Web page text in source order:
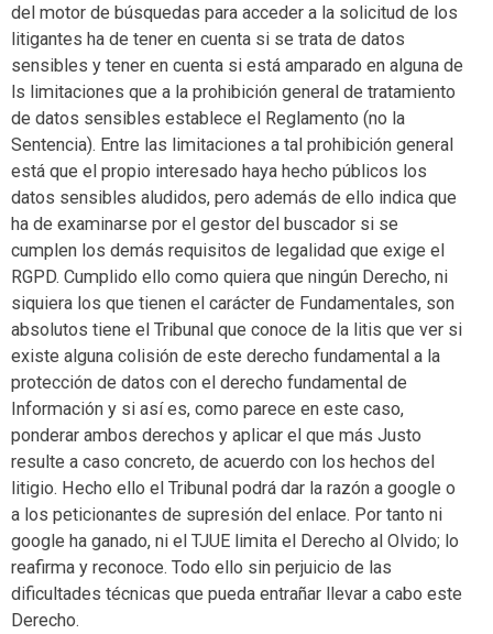
del motor de búsquedas para acceder a la solicitud de los
litigantes ha de tener en cuenta si se trata de datos
sensibles y tener en cuenta si está amparado en alguna de
ls limitaciones que a la prohibición general de tratamiento
de datos sensibles establece el Reglamento (no la
Sentencia). Entre las limitaciones a tal prohibición general
está que el propio interesado haya hecho públicos los
datos sensibles aludidos, pero además de ello indica que
ha de examinarse por el gestor del buscador si se
cumplen los demás requisitos de legalidad que exige el
RGPD. Cumplido ello como quiera que ningún Derecho, ni
siquiera los que tienen el carácter de Fundamentales, son
absolutos tiene el Tribunal que conoce de la litis que ver si
existe alguna colisión de este derecho fundamental a la
protección de datos con el derecho fundamental de
Información y si así es, como parece en este caso,
ponderar ambos derechos y aplicar el que más Justo
resulte a caso concreto, de acuerdo con los hechos del
litigio. Hecho ello el Tribunal podrá dar la razón a google o
a los peticionantes de supresión del enlace. Por tanto ni
google ha ganado, ni el TJUE limita el Derecho al Olvido; lo
reafirma y reconoce. Todo ello sin perjuicio de las
dificultades técnicas que pueda entrañar llevar a cabo este
Derecho.